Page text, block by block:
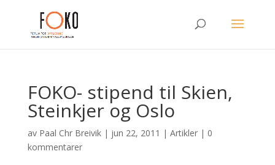
FOKO- stipend til Skien,
Steinkjer og Oslo
av Paal Chr Breivik| jun 22, 2011 | Artikler| 0
kommentarer